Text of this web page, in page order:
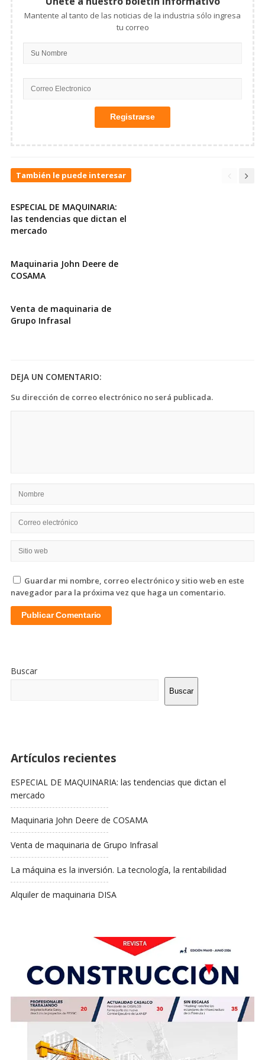
Mantente al tanto de las noticias de la industria sólo ingresa
tu correo
También le puede interesar
ESPECIAL DE MAQUINARIA:
las tendencias que dictan el
mercado
Maquinaria John Deere de
COSAMA
Venta de maquinaria de
Grupo Infrasal
DEJA UN COMENTARIO:
Su dirección de correo electrónico no será publicada.
Guardar mi nombre, correo electrónico y sitio web en este
navegador para la próxima vez que haga un comentario.
La
Lateral
Buscar
Buscar
Artículos recientes
ESPECIAL DE MAQUINARIA: las tendencias que dictan el
mercado
Maquinaria John Deere de COSAMA
Venta de maquinaria de Grupo Infrasal
La máquina es la inversión. La tecnología, la rentabilidad
Alquiler de maquinaria DISA